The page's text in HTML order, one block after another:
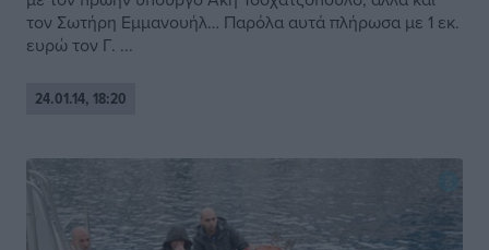
τον Σωτήρη Εμμανουήλ… Παρόλα αυτά πλήρωσα με 1 εκ.
ευρώ τον Γ. ...
24.01.14, 18:20